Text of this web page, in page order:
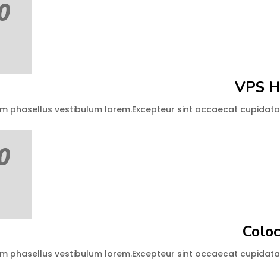
VPS
phasellus vestibulum lorem.Excepteur sint occaecat
phasellus vestibulum lorem.Excepteur sint occaecat